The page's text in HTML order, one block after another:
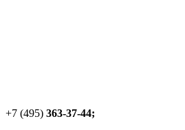
+7 (495) 363-37-44;